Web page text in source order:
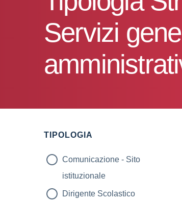
Servizi
TIPOLOGIA
Comunicazione - Sito
istituzionale
Dirigente Scolastico